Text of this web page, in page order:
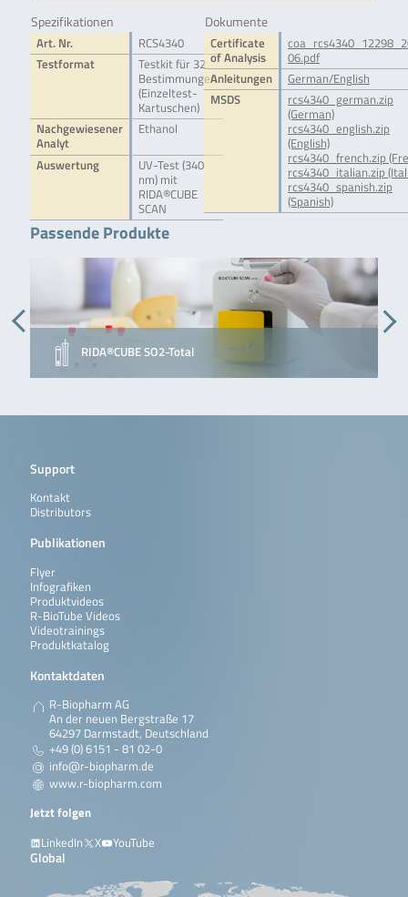
Spezifikationen
Art. Nr.
RCS4340
Testformat
Testkit für 32
Bestimmungen
(Einzeltest-
Kartuschen)
Nachgewiesener
Analyt
Ethanol
Auswertung
UV-Test (340
nm) mit
RIDA®CUBE
SCAN
Dokumente
Certificate
of Analysis
06.pdf
Anleitungen
German/English
MSDS
rcs4340_german.zip
(German)
rcs4340_english.zip
(English)
rcs4340_french.zip
rcs4340_italian.zip
rcs4340_spanish.zip
(Spanish)
Passende Produkte
RIDA®CUBE SO2-Total
Support
Kontakt
Distributors
Publikationen
Flyer
Infografiken
Produktvideos
R-BioTube Videos
Videotrainings
Produktkatalog
Kontaktdaten
R-Biopharm AG
An der neuen Bergstraße 17
64297 Darmstadt, Deutschland
+49 (0) 6151 - 81 02-0
info@r-biopharm.de
www.r-biopharm.com
Jetzt folgen
LinkedIn
X YouTube
Global